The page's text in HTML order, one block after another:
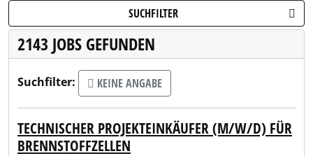
SUCHFILTER
2143 JOBS GEFUNDEN
Suchfilter: KEINE ANGABE
TECHNISCHER PROJEKTEINKÄUFER (M/W/D) FÜR
BRENNSTOFFZELLEN